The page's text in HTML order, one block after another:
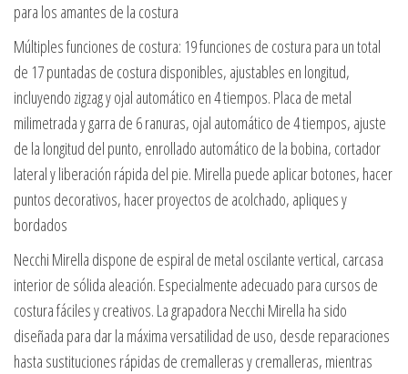
para los amantes de la costura
Múltiples funciones de costura: 19 funciones de costura para un total
de 17 puntadas de costura disponibles, ajustables en longitud,
incluyendo zigzag y ojal automático en 4 tiempos. Placa de metal
milimetrada y garra de 6 ranuras, ojal automático de 4 tiempos, ajuste
de la longitud del punto, enrollado automático de la bobina, cortador
lateral y liberación rápida del pie. Mirella puede aplicar botones, hacer
puntos decorativos, hacer proyectos de acolchado, apliques y
bordados
Necchi Mirella dispone de espiral de metal oscilante vertical, carcasa
interior de sólida aleación. Especialmente adecuado para cursos de
costura fáciles y creativos. La grapadora Necchi Mirella ha sido
diseñada para dar la máxima versatilidad de uso, desde reparaciones
hasta sustituciones rápidas de cremalleras y cremalleras, mientras